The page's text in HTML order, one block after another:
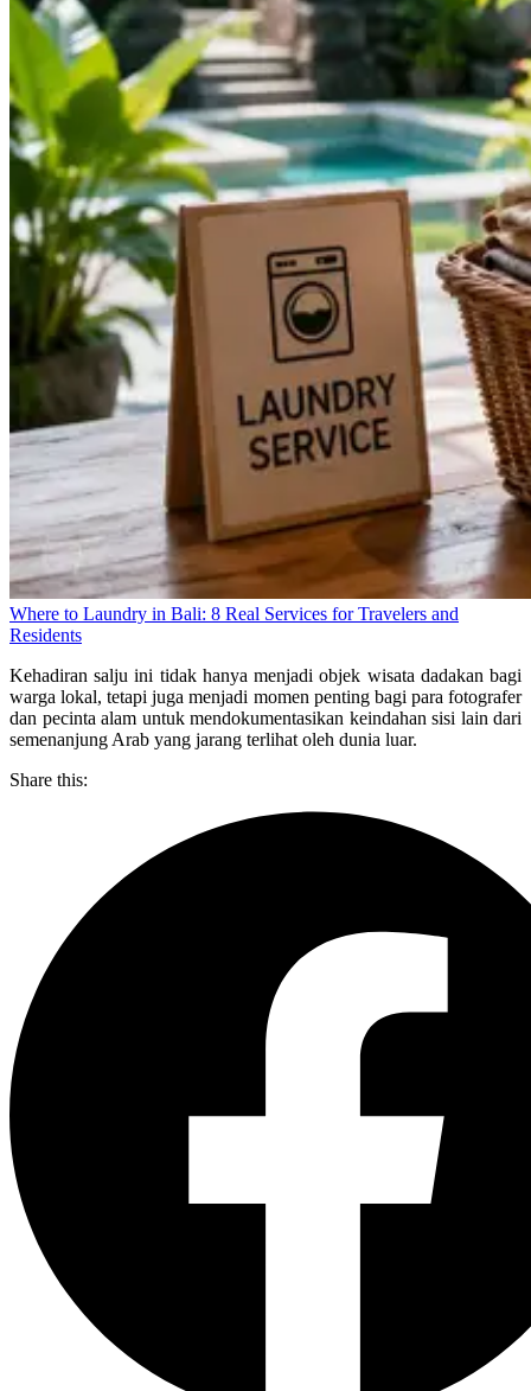
Where to Laundry in Bali: 8 Real Services for Travelers and
Residents
Kehadiran salju ini tidak hanya menjadi objek wisata dadakan bagi
warga lokal, tetapi juga menjadi momen penting bagi para fotografer
dan pecinta alam untuk mendokumentasikan keindahan sisi lain dari
semenanjung Arab yang jarang terlihat oleh dunia luar.
Share this: